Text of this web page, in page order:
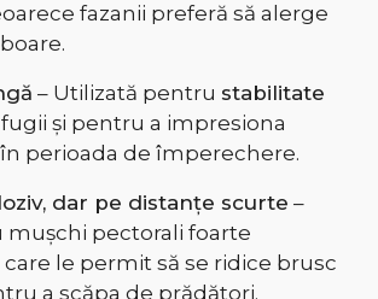
fazanii preferă să alerge
– Utilizată pentru stabilitate
și pentru a impresiona
perioada de împerechere.
dar pe distanțe scurte –
mușchi pectorali foarte
le permit să se ridice brusc
a scăpa de prădători.